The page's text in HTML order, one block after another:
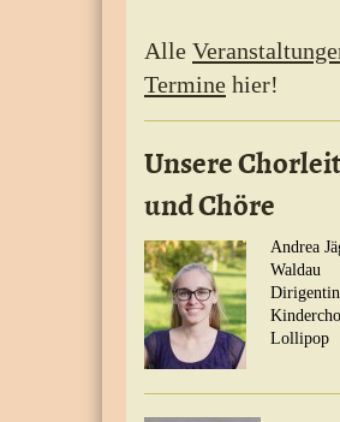
Alle
Termine hier!
Unsere
und Chöre
Andrea
Waldau
Dirigentin
Lollipop